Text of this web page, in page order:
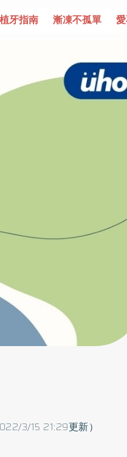
單 愛不沾黏 守護腺在
3/15 21:29更新）